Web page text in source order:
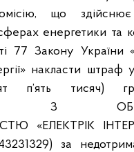
що
енергетики та
77 Закону України
накласти штраф
п’ять тисяч)
З
«ЕЛЕКТРІК
за